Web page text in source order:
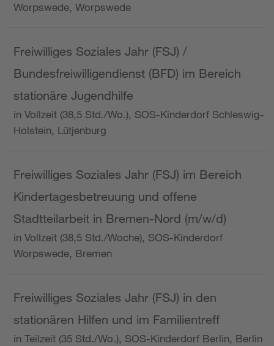
Worpswede, Worpswede
Freiwilliges Soziales Jahr (FSJ) /
Bundesfreiwilligendienst (BFD) im Bereich
stationäre Jugendhilfe
in Vollzeit (38,5 Std./Wo.), SOS-Kinderdorf Schleswig-
Holstein, Lütjenburg
Freiwilliges Soziales Jahr (FSJ) im Bereich
Kindertagesbetreuung und offene
Stadtteilarbeit in Bremen-Nord (m/w/d)
in Vollzeit (38,5 Std./Woche), SOS-Kinderdorf
Worpswede, Bremen
Freiwilliges Soziales Jahr (FSJ) in den
stationären Hilfen und im Familientreff
in Teilzeit (35 Std./Wo.), SOS-Kinderdorf Berlin, Berlin